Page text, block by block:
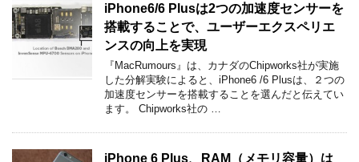
iPhone6/6 Plusは2つの加速度センサーを
搭載することで、ユーザーエクスペリエ
ンスの向上を実現
『MacRumours』は、カナダのChipworks社が実施
した分解実験によると、iPhone6 /6 Plusは、２つの
加速度センサーを搭載することを選んだと伝えてい
ます。 Chipworks社の …
iPhone 6 Plus、RAM（メモリ容量）は